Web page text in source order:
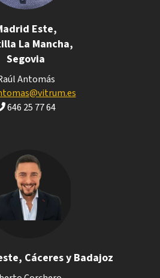
Este,
La Mancha,
Segovia
Antomás
646 25 77 64
Cáceres y Badajoz